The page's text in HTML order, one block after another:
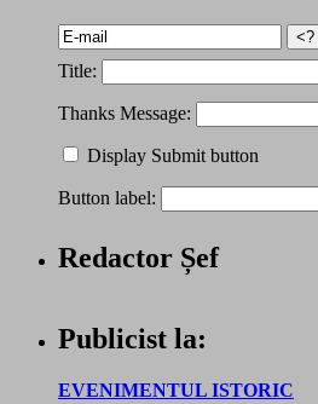
Title:
Thanks Message:
Display Submit button
Button label:
Redactor Șef
Publicist la:
EVENIMENTUL ISTORIC